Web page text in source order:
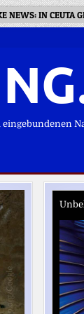
NEWS: IN CEUTA
eingebundenen